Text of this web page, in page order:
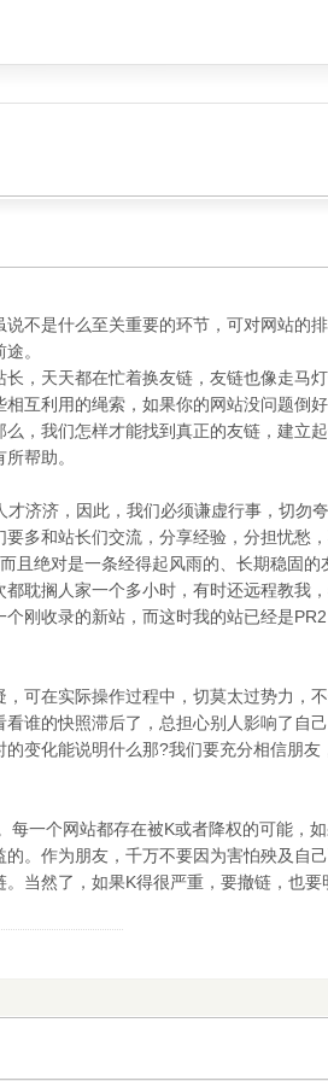
不是什么至关重要的环节，可对网站的
。
，天天都在忙着换友链，友链也像走马
互利用的绳索，如果你的网站没问题倒
，我们怎样才能找到真正的友链，建立
帮助。
济济，因此，我们必须谦虚行事，切勿
多和站长们交流，分享经验，分担忧愁
且绝对是一条经得起风雨的、长期稳固
耽搁人家一个多小时，有时还远程教我
刚收录的新站，而这时我的站已经是
可在实际操作过程中，切莫太过势力
谁的快照滞后了，总担心别人影响了
变化能说明什么那?我们要充分相信朋
每一个网站都存在被K或者降权的可能
。作为朋友，千万不要因为害怕殃及
当然了，如果K得很严重，要撤链，也要